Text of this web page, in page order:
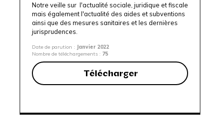
Notre veille sur l'actualité sociale, juridique et fiscale
mais également l'actualité des aides et subventions
ainsi que des mesures sanitaires et les dernières
jurisprudences.
Date de parution : Janvier 2022
Nombre de téléchargements : 75
Télécharger